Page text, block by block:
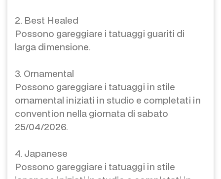
2. Best Healed
Possono gareggiare i tatuaggi guariti di
larga dimensione.
3. Ornamental
Possono gareggiare i tatuaggi in stile
ornamental iniziati in studio e completati in
convention nella giornata di sabato
25/04/2026.
4. Japanese
Possono gareggiare i tatuaggi in stile